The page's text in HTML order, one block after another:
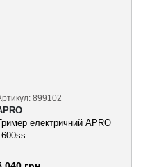
899102
електричний APRO